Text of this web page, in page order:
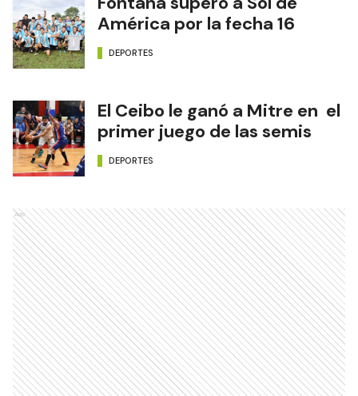
América por la fecha 16
DEPORTES
El Ceibo le ganó a Mitre en el
primer juego de las semis
DEPORTES
Ads